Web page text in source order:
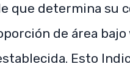
que determina su
de área
Esto